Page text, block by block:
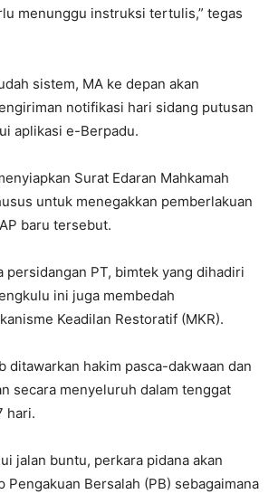
menunggu instruksi tertulis,” tegas
sistem, MA ke depan akan
notifikasi hari sidang putusan
aplikasi e-Berpadu.
Surat Edaran Mahkamah
untuk menegakkan pemberlakuan
baru tersebut.
persidangan PT, bimtek yang dihadiri
ini juga membedah
Keadilan Restoratif (MKR).
ditawarkan hakim pasca-dakwaan dan
secara menyeluruh dalam tenggat
hari.
jalan buntu, perkara pidana akan
Pengakuan Bersalah (PB) sebagaimana